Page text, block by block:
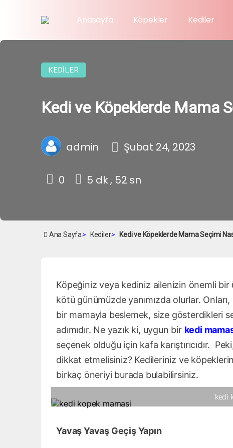
Anasayfa Köpekler Kediler
KEDILER
Kedi ve Köpeklerde Mama
admin Şubat 24, 2023
0 5 dk , 52 sn
Ana Sayfa> Kediler> Kedi ve Köpeklerde Mama Seçimi
Köpeğiniz veya kediniz ailenizin önemli
kötü günümüzde yanımızda olurlar.
bir mamayla beslemek, size gösterdikleri
adımıdır. Ne yazık ki, uygun bir kedi
seçenek olduğu için kafa karıştırıcıdır.
dikkat etmelisiniz? Kedileriniz ve
birkaç öneriyi burada bulabilirsiniz.
kedi
Yavaş Yavaş Geçiş Yapın